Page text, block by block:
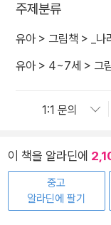
주제분류
유아> 그림책 > _
유아> 4~7세 > 그
이 책을 알라딘에
중고
알라딘에 팔기